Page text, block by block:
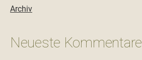
Archiv
Neueste Kommentare